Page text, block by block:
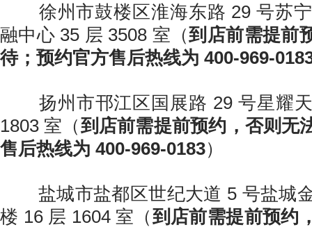
徐州市鼓楼区淮海东路 29 号苏宁
融中心 35 层 3508 室（到店前需提前
待；预约官方售后热线为 400-969-
扬州市邗江区国展路 29 号星耀天
1803 室（到店前需提前预约，否则无
售后热线为 400-969-0183）
盐城市盐都区世纪大道 5 号盐城
楼 16 层 1604 室（到店前需提前预约